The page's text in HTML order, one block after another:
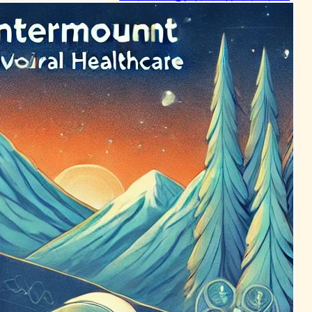
アの革新を加速
ヘルスケアテクノロジーニュース
2024年6月12日6:00
メンタルヘルス革新：
Innerworldがセラピスト主導
の新プラン発表
ヘルスケアテクノロジーニュース
2024年5月16日10:14
即日対応可能！Concert
HealthとWellSpanが提携、
行動健康サービスを革新
ヘルスケアテクノロジーニュース
2024年5月23日7:21
Headspaceがメンタルヘル
スコーチングを直接提供、ア
クセス向上へ
ヘルスケアテクノロジーニュース